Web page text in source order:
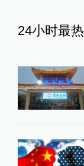
24小时最热